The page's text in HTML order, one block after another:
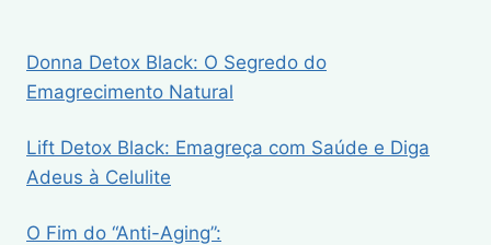
Donna Detox Black: O Segredo do
Emagrecimento Natural
Lift Detox Black: Emagreça com Saúde e Diga
Adeus à Celulite
O Fim do “Anti-Aging”: